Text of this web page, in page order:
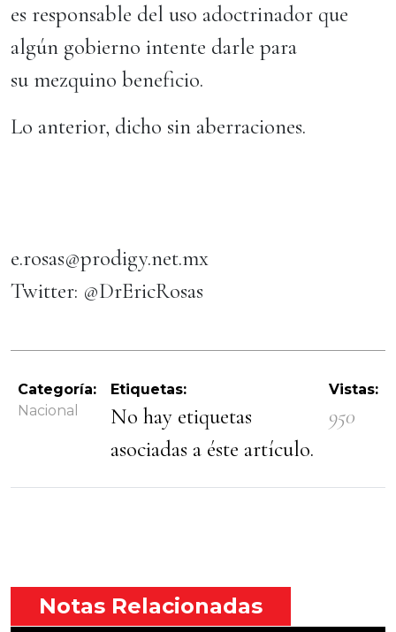
es responsable del uso adoctrinador que
algún gobierno intente darle para
su mezquino beneficio.
Lo anterior, dicho sin aberraciones.
e.rosas@prodigy.net.mx
Twitter: @DrEricRosas
Categoría:
Nacional
Etiquetas:
No hay etiquetas
asociadas a éste artículo.
Vistas:
950
Notas Relacionadas